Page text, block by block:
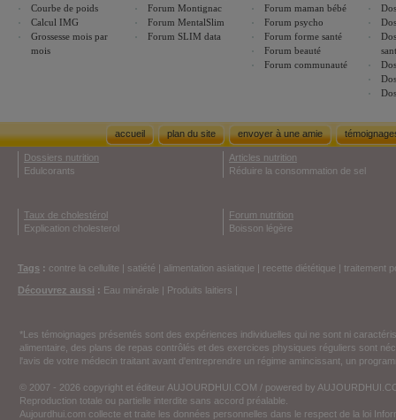
Courbe de poids
Calcul IMG
Grossesse mois par
mois
Forum Montignac
Forum MentalSlim
Forum SLIM data
Forum maman bébé
Forum psycho
Forum forme santé
Forum beauté
Forum communauté
accueil plan du site envoyer à une amie
Dossiers nutrition
Edulcorants
Articles nutrition
Réduire la consommation de sel
Taux de cholestérol
Explication cholesterol
Forum nutrition
Boisson légère
Tags : contre la cellulite | satiété | alimentation asiatique | recette diététique | traitement
Découvrez aussi : Eau minérale | Produits laitiers |
*Les témoignages présentés sont des expériences individuelles qui ne sont ni
alimentaire, des plans de repas contrôlés et des exercices physiques réguliers sont
l'avis de votre médecin traitant avant d'entreprendre un régime amincissant, un
© 2007 - 2026 copyright et éditeur AUJOURDHUI.COM / powered by
Reproduction totale ou partielle interdite sans accord préalable.
Aujourdhui.com collecte et traite les données personnelles dans le respect de la loi